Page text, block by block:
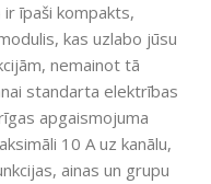
īpaši kompakts,
kas uzlabo jūsu
nemainot tā
standarta elektrības
apgaismojuma
10 A uz kanālu,
ainas un grupu